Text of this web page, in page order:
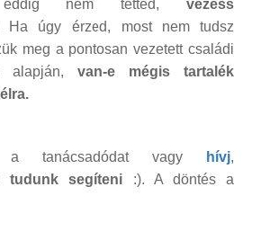
nem tetted, vezess
Ha úgy érzed, most nem tudsz
meg a pontosan vezetett családi
alapján, van-e mégis tartalék
a tanácsadódat vagy hívj,
tudunk segíteni :). A döntés a